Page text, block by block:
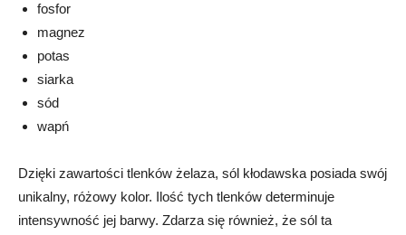
fosfor
magnez
potas
siarka
sód
wapń
Dzięki zawartości tlenków żelaza, sól kłodawska posiada swój
unikalny, różowy kolor. Ilość tych tlenków determinuje
intensywność jej barwy. Zdarza się również, że sól ta